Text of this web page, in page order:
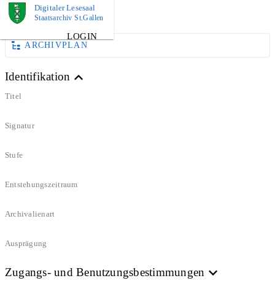
Digitaler Lesesaal
Staatsarchiv St.Gallen
LOGIN
DOKUMENT
ARCHIVPLAN
Identifikation
Titel
Signatur
Stufe
Entstehungszeitraum
Archivalienart
Ausprägung
Zugangs- und Benutzungsbestimmungen